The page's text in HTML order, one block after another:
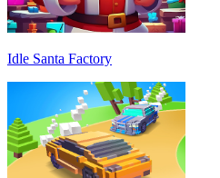
Idle Santa Factory